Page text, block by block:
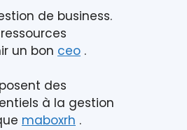
de business.
un bon ceo .
des
à la gestion
maboxrh .